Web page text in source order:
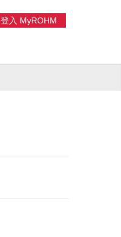
登入 MyROHM